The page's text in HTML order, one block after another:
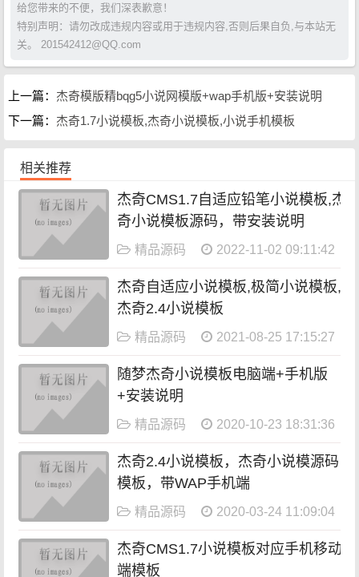
给您带来的不便，我们深表歉意！
特别声明：请勿改成违规内容或用于违规内容,否则后果自负,与本站无
关。 201542412@QQ.com
上一篇： 杰奇模版精bqg5小说网模版+wap手机版+安装说明
下一篇： 杰奇1.7小说模板,杰奇小说模板,小说手机模板
相关推荐
杰奇CMS1.7自适应铅笔小说模板,杰
奇小说模板源码，带安装说明
精品源码 2022-11-02 09:11:42
杰奇自适应小说模板,极简小说模板,
杰奇2.4小说模板
精品源码 2021-08-25 17:15:27
随梦杰奇小说模板电脑端+手机版
+安装说明
精品源码 2020-10-23 18:31:36
杰奇2.4小说模板，杰奇小说模源码
模板，带WAP手机端
精品源码 2020-03-24 11:09:04
杰奇CMS1.7小说模板对应手机移动
端模板